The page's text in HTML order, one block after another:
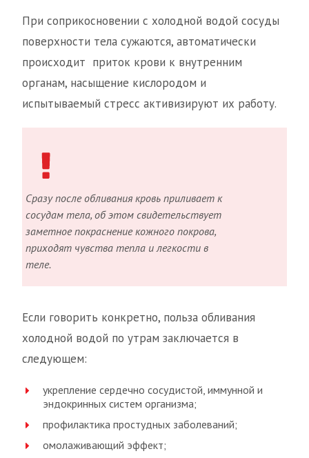
При соприкосновении с холодной водой сосуды
поверхности тела сужаются, автоматически
происходит приток крови к внутренним
органам, насыщение кислородом и
испытываемый стресс активизируют их работу.
Сразу после обливания кровь приливает к
сосудам тела, об этом свидетельствует
заметное покраснение кожного покрова,
приходят чувства тепла и легкости в
теле.
Если говорить конкретно, польза обливания
холодной водой по утрам заключается в
следующем:
укрепление сердечно сосудистой, иммунной и
эндокринных систем организма;
профилактика простудных заболеваний;
омолаживающий эффект;